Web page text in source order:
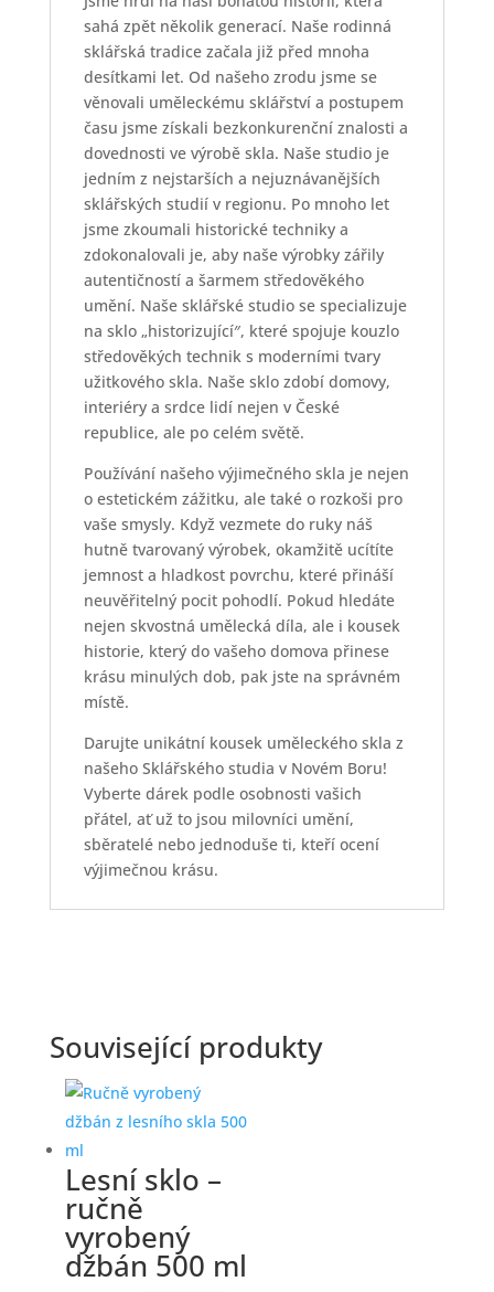
sahá zpět několik generací. Naše rodinná
sklářská tradice začala již před mnoha
desítkami let. Od našeho zrodu jsme se
věnovali uměleckému sklářství a postupem
času jsme získali bezkonkurenční znalosti a
dovednosti ve výrobě skla. Naše studio je
jedním z nejstarších a nejuznávanějších
sklářských studií v regionu. Po mnoho let
jsme zkoumali historické techniky a
zdokonalovali je, aby naše výrobky zářily
autentičností a šarmem středověkého
umění. Naše sklářské studio se specializuje
na sklo „historizující″, které spojuje kouzlo
středověkých technik s moderními tvary
užitkového skla. Naše sklo zdobí domovy,
interiéry a srdce lidí nejen v České
republice, ale po celém světě.
Používání našeho výjimečného skla je nejen
o estetickém zážitku, ale také o rozkoši pro
vaše smysly. Když vezmete do ruky náš
hutně tvarovaný výrobek, okamžitě ucítíte
jemnost a hladkost povrchu, které přináší
neuvěřitelný pocit pohodlí. Pokud hledáte
nejen skvostná umělecká díla, ale i kousek
historie, který do vašeho domova přinese
krásu minulých dob, pak jste na správném
místě.
Darujte unikátní kousek uměleckého skla z
našeho Sklářského studia v Novém Boru!
Vyberte dárek podle osobnosti vašich
přátel, ať už to jsou milovníci umění,
sběratelé nebo jednoduše ti, kteří ocení
výjimečnou krásu.
Související produkty
Lesní sklo –
ručně
vyrobený
džbán 500 ml